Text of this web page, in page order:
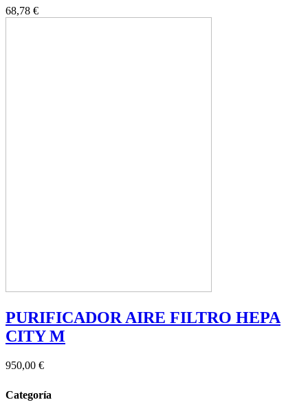
68,78 €
PURIFICADOR AIRE FILTRO HEPA
CITY M
950,00 €
Categoría